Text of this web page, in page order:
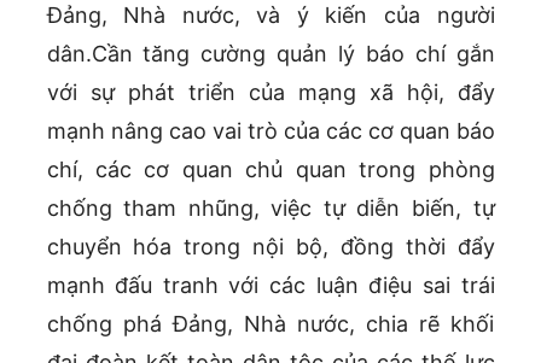
Đảng, Nhà nước, và ý kiến của người
dân.Cần tăng cường quản lý báo chí gắn
với sự phát triển của mạng xã hội, đẩy
mạnh nâng cao vai trò của các cơ quan báo
chí, các cơ quan chủ quan trong phòng
chống tham nhũng, việc tự diễn biến, tự
chuyển hóa trong nội bộ, đồng thời đẩy
mạnh đấu tranh với các luận điệu sai trái
chống phá Đảng, Nhà nước, chia rẽ khối